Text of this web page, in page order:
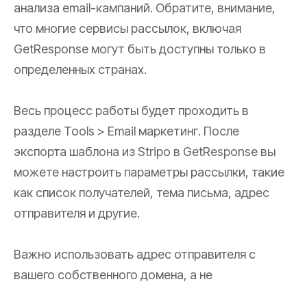
анализа email-кампаний. Обратите, внимание,
что многие сервисы рассылок, включая
GetResponse могут быть доступны только в
определенных странах.
Весь процесс работы будет проходить в
разделе Tools > Email маркетинг. После
экспорта шаблона из Stripo в GetResponse вы
можете настроить параметры рассылки, такие
как список получателей, тема письма, адрес
отправителя и другие.
Важно использовать адрес отправителя с
вашего собственного домена, а не